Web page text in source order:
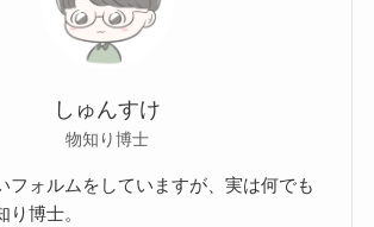
しゅんすけ
物知り博士
フォルムをしていますが、実は何でも
博士。